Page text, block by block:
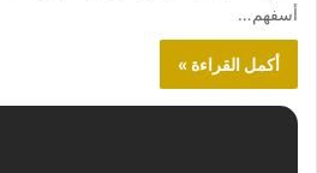
أسفهم…
أكمل القراءة »